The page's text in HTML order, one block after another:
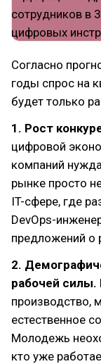
Согласно
годы спрос на
будет только
1. Рост
цифровой
компаний
рынке просто
IT-сфере, где
DevOps-
предложений о
2.
рабочей силы.
производство,
естественное
Молодежь
кто уже